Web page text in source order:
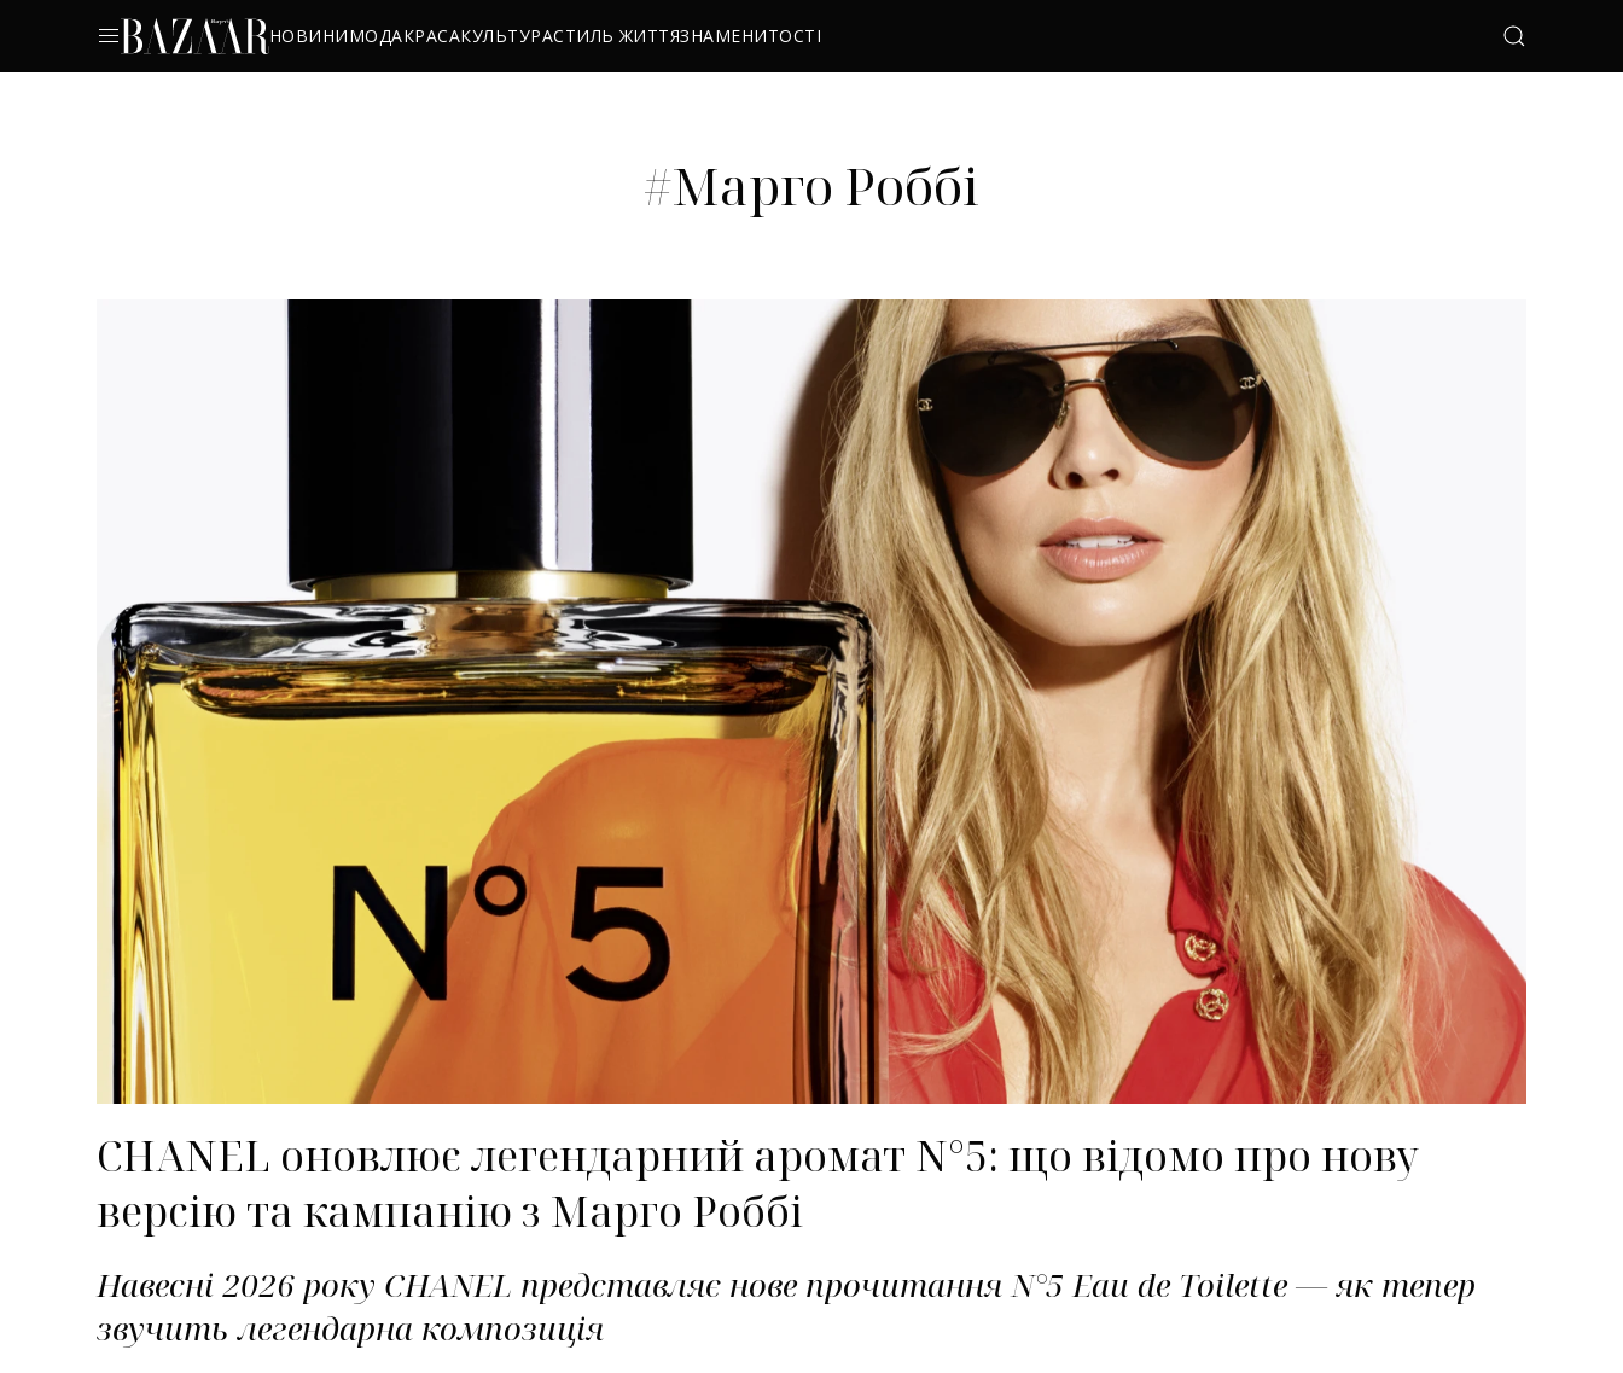
НОВИНИМОДАКРАСАКУЛЬТУРАСТИЛЬ ЖИТТЯЗНАМЕНИТОСТІ
#Марго Роббі
CHANEL оновлює легендарний аромат N°5: що відомо про нову
версію та кампанію з Марго Роббі
Навесні 2026 року CHANEL представляє нове прочитання N°5 Eau de Toilette — як тепер
звучить легендарна композиція